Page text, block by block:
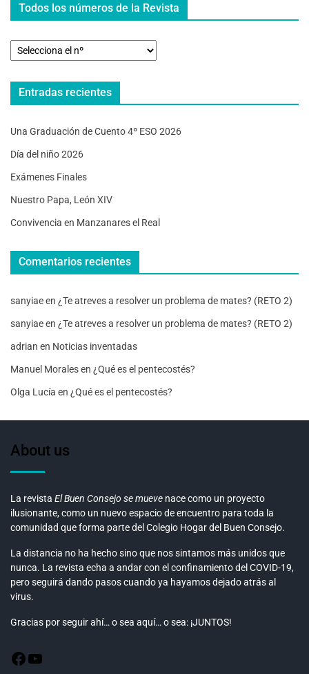
Todos los números de la Revista
Entradas recientes
Una Graduación de Cuento 4º ESO 2026
Día del niño 2026
Exámenes Finales
Nuestro Papa, León XIV
Convivencia en Manzanares el Real
Comentarios recientes
sanyiaeen ¿Te atreves a resolver un problema de mates? (RETO 2)
sanyiaeen ¿Te atreves a resolver un problema de mates? (RETO 2)
adrian en Noticias inventadas
Manuel Moralesen ¿Qué es el pentecostés?
Olga Lucía en ¿Qué es el pentecostés?
About us
La revista El Buen Consejo se mueve nace como un proyecto
ilusionante, como un nuevo espacio de encuentro para toda la
comunidad que forma parte del Colegio Hogar del Buen Consejo.
La distancia no ha hecho sino que nos sintamos más unidos que
nunca. La revista echa a andar con el confinamiento del COVID-19,
pero seguirá dando pasos cuando ya hayamos dejado atrás al
virus.
Gracias por seguir ahí… o sea aquí… o sea: ¡JUNTOS!